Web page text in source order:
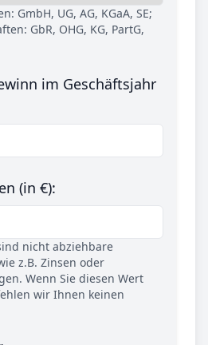
GmbH, UG, AG, KGaA, SE;
GbR, OHG, KG, PartG,
im Geschäftsjahr
(in €):
nicht abziehbare
z.B. Zinsen oder
Wenn Sie diesen Wert
wir Ihnen keinen